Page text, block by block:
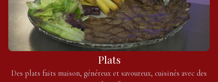
Plats
Des plats faits maison, généreux et savoureux, cuisinés avec des